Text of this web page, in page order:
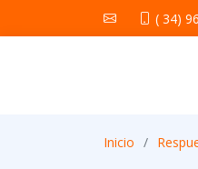
( 34)
Inicio